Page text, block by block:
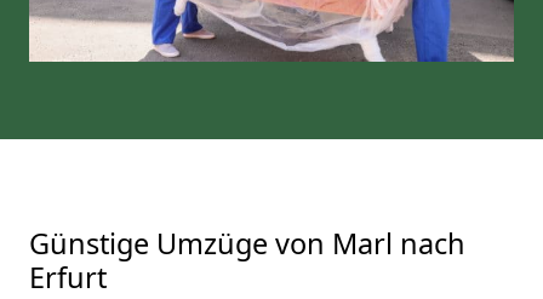
Günstige Umzüge von Marl nach
Erfurt